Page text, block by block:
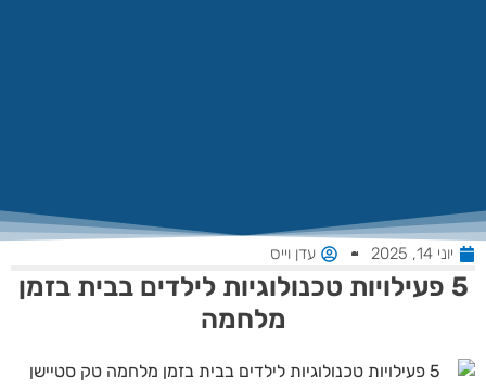
יוני 14, 2025 עדן וייס
5 פעילויות טכנולוגיות לילדים בבית בזמן
מלחמה